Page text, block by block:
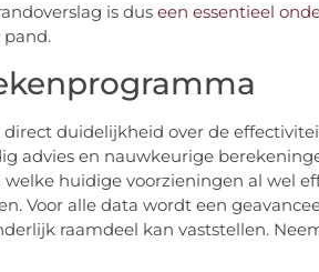
is dus een essentieel
direct duidelijkheid over de
advies en nauwkeurige
huidige voorzieningen al wel
Voor alle data wordt een
raamdeel kan vaststellen.